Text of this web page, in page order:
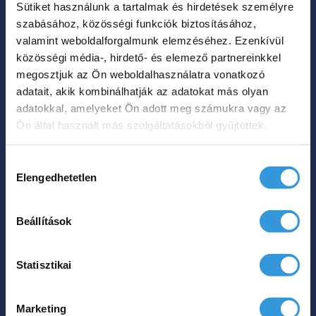
Sütiket használunk a tartalmak és hirdetések személyre
szabásához, közösségi funkciók biztosításához,
valamint weboldalforgalmunk elemzéséhez. Ezenkívül
közösségi média-, hirdető- és elemező partnereinkkel
megosztjuk az Ön weboldalhasználatra vonatkozó
adatait, akik kombinálhatják az adatokat más olyan
adatokkal, amelyeket Ön adott meg számukra vagy az
Ön által használt más szolgáltatásokból gyűjtöttek.
kiválasztása
Elengedhetetlen
Beállítások
Statisztikai
Marketing
Lily különleges
műmárvány kád
899 000Ft – 985 000Ft
000 Ft
-
985
000 Ft
Hol tudom megvenni?
A
változatok
a
termékoldalon
választhatók
ki
terméknek
variációja